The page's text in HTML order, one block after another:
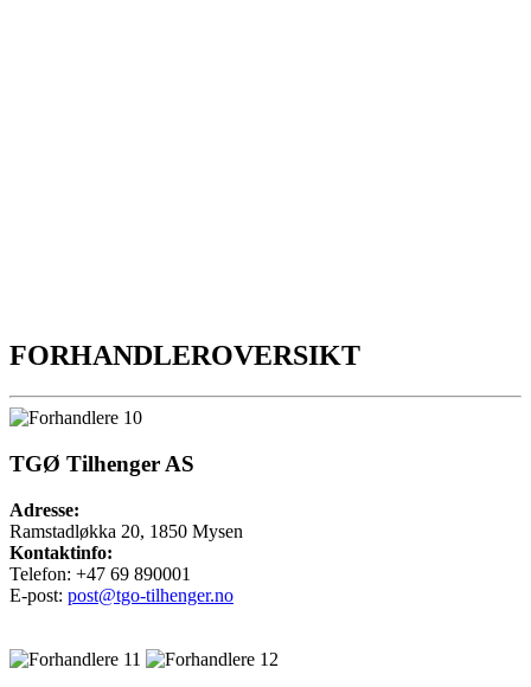
FORHANDLEROVERSIKT
TGØ Tilhenger AS
Adresse:
Ramstadløkka 20, 1850 Mysen
Kontaktinfo:
Telefon: +47 69 890001
E-post: post@tgo-tilhenger.no